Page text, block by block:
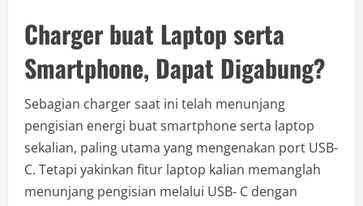
Charger buat Laptop serta
Smartphone, Dapat Digabung?
Sebagian charger saat ini telah menunjang
pengisian energi buat smartphone serta laptop
sekalian, paling utama yang mengenakan port USB-
C. Tetapi yakinkan fitur laptop kalian memanglah
menunjang pengisian melalui USB- C dengan